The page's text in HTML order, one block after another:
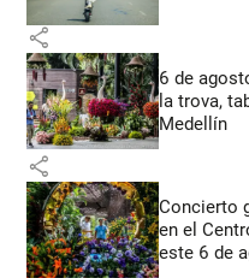
share
6 de
la trova,
Medellín
share
Concierto
en el
este 6 de